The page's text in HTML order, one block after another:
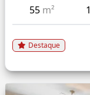
55 m² 1
Destaque